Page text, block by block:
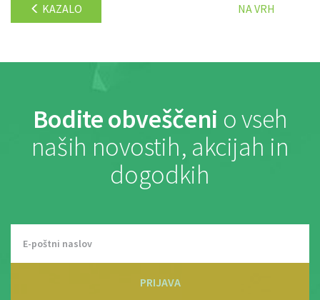
KAZALO NA VRH
Bodite obveščeni o vseh
naših novostih, akcijah in
dogodkih
PRIJAVA